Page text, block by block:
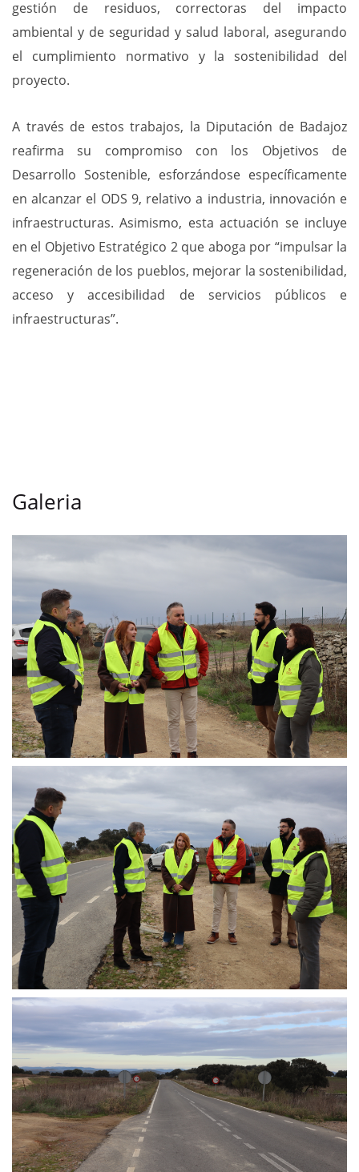
gestión de residuos, correctoras del impacto
ambiental y de seguridad y salud laboral, asegurando
el cumplimiento normativo y la sostenibilidad del
proyecto.
A través de estos trabajos, la Diputación de Badajoz
reafirma su compromiso con los Objetivos de
Desarrollo Sostenible, esforzándose específicamente
en alcanzar el ODS 9, relativo a industria, innovación e
infraestructuras. Asimismo, esta actuación se incluye
en el Objetivo Estratégico 2 que aboga por “impulsar la
regeneración de los pueblos, mejorar la sostenibilidad,
acceso y accesibilidad de servicios públicos e
infraestructuras”.
Galeria